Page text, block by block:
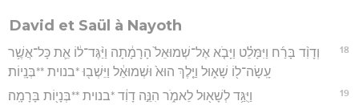
David et Saül à Nayoth
18
וְדָוִ֨ד בָּרַ֜ח וַיִּמָּלֵ֗ט וַיָּבֹ֤א אֶל־שְׁמוּאֵל֙ הָרָמָ֔תָה וַיַּ֨גֶּד־ל֔וֹ אֵ֛ת כָּל־אֲשֶׁ֥ר
עָֽשָׂה־ל֖וֹ שָׁא֑וּל וַיֵּ֤לֶךְ הוּא֙ וּשְׁמוּאֵ֔ל וַיֵּשְׁב֖וּ *בנוית **בְּנָֽיוֹת׃
19 וַיֻּגַּ֥ד לְשָׁא֖וּל לֵאמֹ֑ר הִנֵּ֣ה דָוִ֔ד *בנוית **בְּנָי֖וֹת בָּרָמָֽה׃